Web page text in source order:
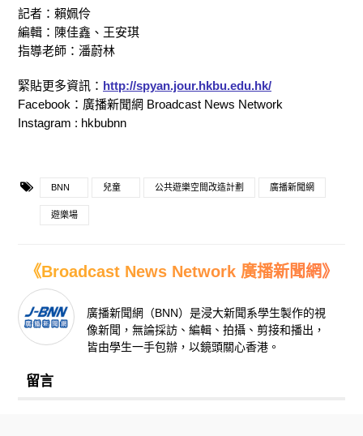
記者：賴姵伶
編輯：陳佳鑫、王安琪
指導老師：潘蔚林
緊貼更多資訊： http://spyan.jour.hkbu.edu.hk/
Facebook：廣播新聞網 Broadcast News Network
Instagram : hkbubnn
BNN 兒童 公共遊樂空間改造計劃 廣播新聞網
遊樂場
《Broadcast News Network 廣播新聞網》
廣播新聞網（BNN）是浸大新聞系學生製作的視
像新聞，無論採訪、編輯、拍攝、剪接和播出，
皆由學生一手包辦，以鏡頭關心香港。
留言